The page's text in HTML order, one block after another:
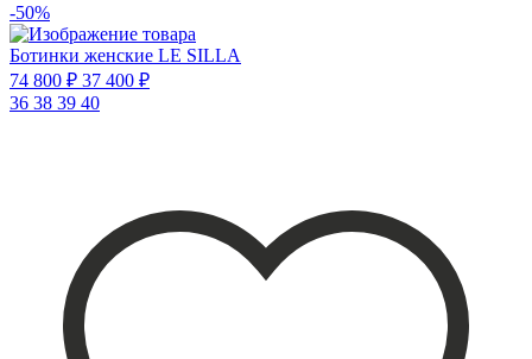
-50%
Ботинки женские LE SILLA
74 800 ₽ 37 400 ₽
36 38 39 40